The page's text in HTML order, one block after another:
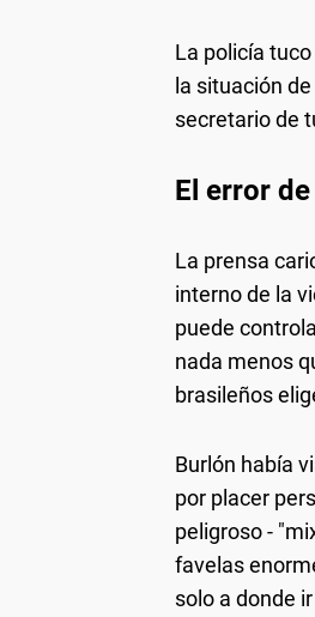
La policía
la situación
secretario de
El error de
La prensa
interno de la
puede
nada menos
brasileños
Burlón había
por placer
peligroso -
favelas
solo a donde